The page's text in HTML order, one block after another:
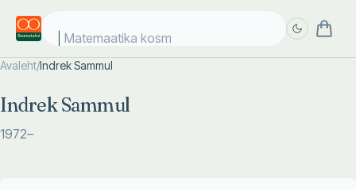
Matemaatika kosmo
Avaleht/Indrek Sammul
Indrek Sammul
1972–